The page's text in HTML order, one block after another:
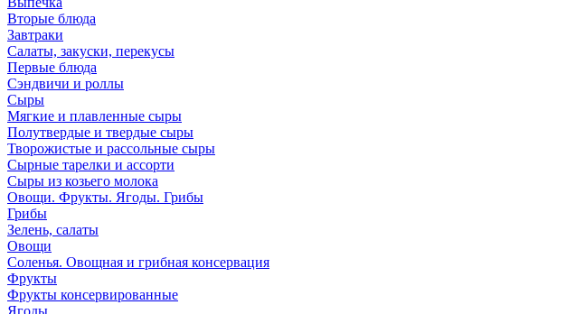
Вторые блюда
Завтраки
Салаты, закуски, перекусы
Первые блюда
Сэндвичи и роллы
Сыры
Мягкие и плавленные сыры
Полутвердые и твердые сыры
Творожистые и рассольные сыры
Сырные тарелки и ассорти
Сыры из козьего молока
Овощи. Фрукты. Ягоды. Грибы
Грибы
Зелень, салаты
Овощи
Соленья. Овощная и грибная консервация
Фрукты
Фрукты консервированные
Ягоды